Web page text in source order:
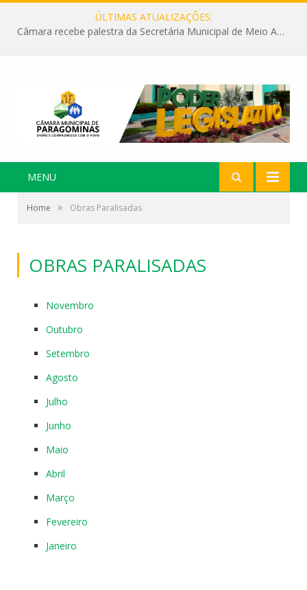
ÚLTIMAS ATUALIZAÇÕES:
Câmara recebe palestra da Secretária Municipal de Meio Ambiente sobre as ações da “SEMANA DO MEIO AMBIENTE”
MENU
Home » Obras Paralisadas
OBRAS PARALISADAS
Novembro
Outubro
Setembro
Agosto
Julho
Junho
Maio
Abril
Março
Fevereiro
Janeiro